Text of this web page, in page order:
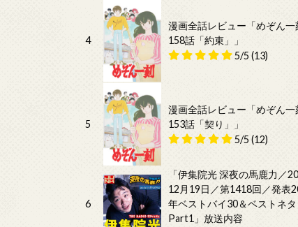
4
漫画全話レビュー「めぞん一
158話「約束」」
5/5 (13)
5
漫画全話レビュー「めぞん一
153話「契り」」
5/5 (12)
6
「伊集院光 深夜の馬鹿力／
12月19日／第1418回／発表
年ベストバイ30＆ベストネタ
Part1」放送内容